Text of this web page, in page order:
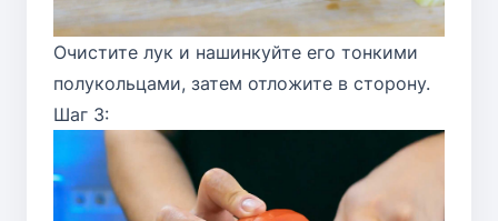
Очистите лук и нашинкуйте его тонкими
полукольцами, затем отложите в сторону.
Шаг 3: